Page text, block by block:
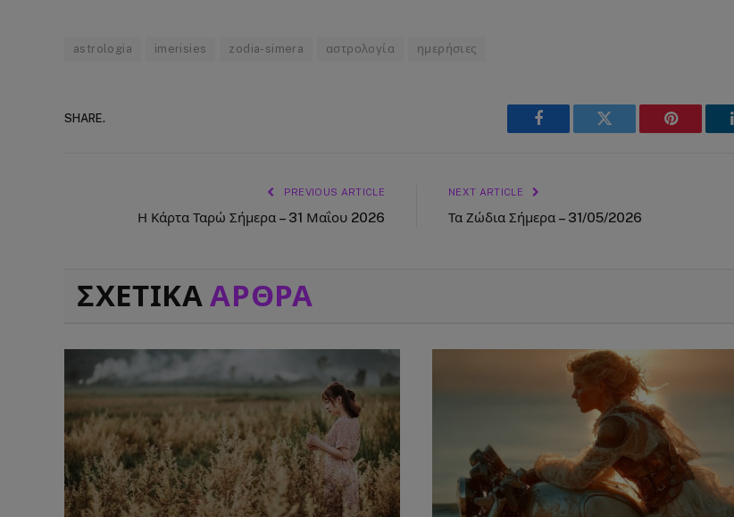
astrologia imerisies zodia-simera αστρολογία ημερήσιες
SHARE.
Facebook Twitter Pinterest
PREVIOUS ARTICLE
Η Κάρτα Ταρώ Σήμερα – 31 Μαΐου 2026
NEXT ARTICLE
Τα Ζώδια Σήμερα – 31/05/2026
ΣΧΕΤΙΚΑ ΑΡΘΡΑ